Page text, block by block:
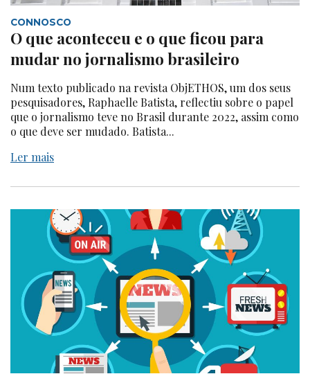
CONNOSCO
O que aconteceu e o que ficou para
mudar no jornalismo brasileiro
Num texto publicado na revista ObjETHOS, um dos seus
pesquisadores, Raphaelle Batista, reflectiu sobre o papel
que o jornalismo teve no Brasil durante 2022, assim como
o que deve ser mudado. Batista...
Ler mais